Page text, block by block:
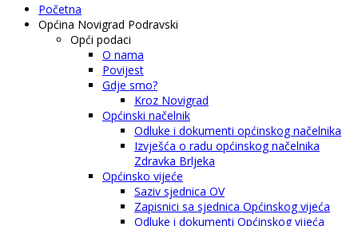
Početna
Općina Novigrad Podravski
Opći podaci
O nama
Povijest
Gdje smo?
Kroz Novigrad
Općinski načelnik
Odluke i dokumenti općinskog načelnika
Izvješća o radu općinskog načelnika
Zdravka Brljeka
Općinsko vijeće
Saziv sjednica OV
Zapisnici sa sjednica Općinskog vijeća
Odluke i dokumenti Općinskog vijeća